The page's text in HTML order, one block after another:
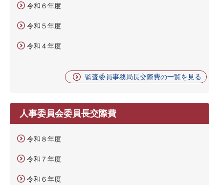
令和６年度
令和５年度
令和４年度
監査委員事務局長交際費の一覧を見る
人事委員会委員長交際費
令和８年度
令和７年度
令和６年度